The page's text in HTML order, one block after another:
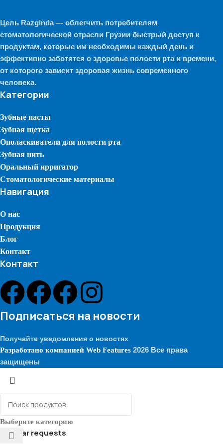
Цель Razginda — облегчить потребителям
стоматологической отрасли Грузии быстрый доступ к
продуктам, которые им необходимы каждый день и
эффективно заботятся о здоровье полости рта и времени,
от которого зависит здоровая жизнь современного
человека.
Категории
Зубные пасты
Зубная щетка
Ополаскиватели для полости рта
Зубная нить
Оральный ирригатор
Стоматологические материалы
Навигация
О нас
Продукция
Блог
Контакт
Контакт
Подписаться на новости
Получайте уведомления о новостях
Разработано компанией Web Features 2026 Все права
защищены
Выберите категорию
Popular requests